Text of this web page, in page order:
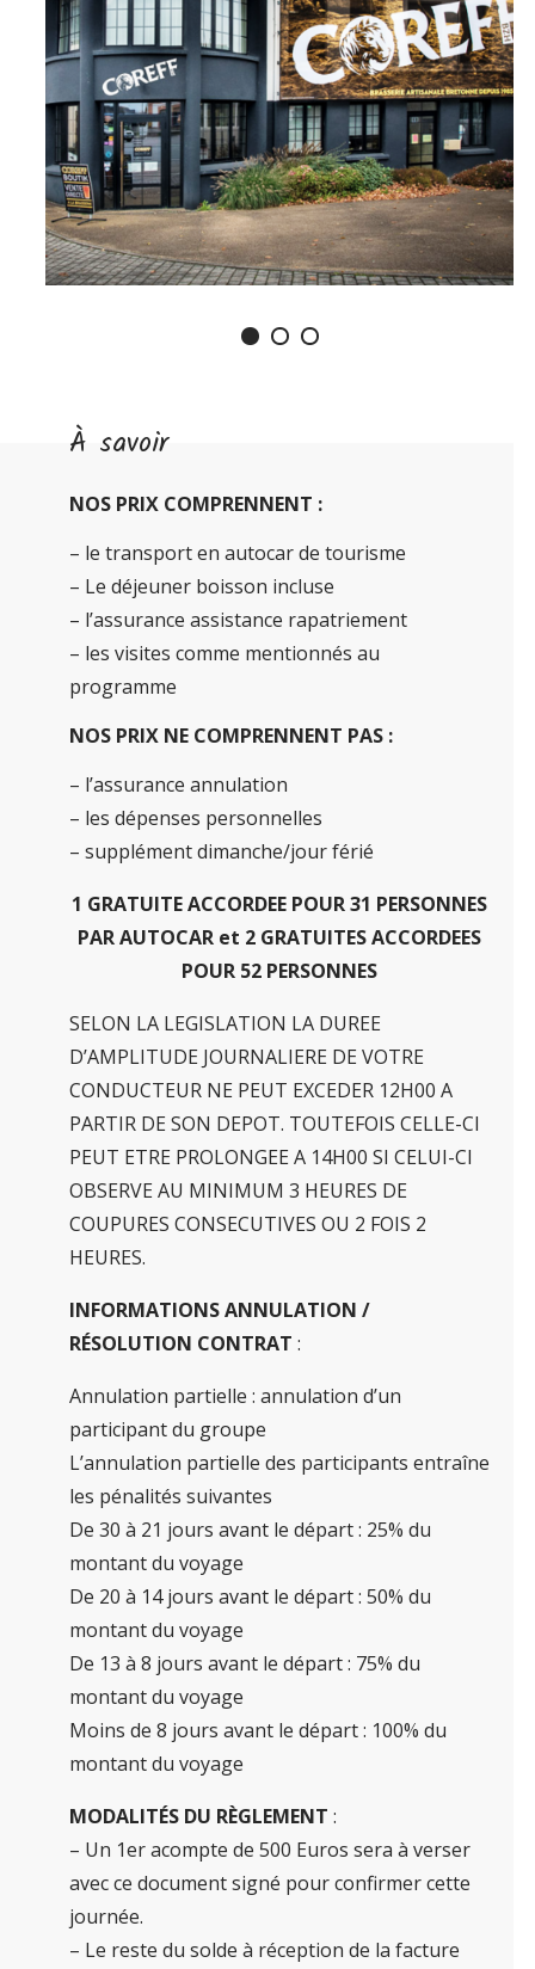
À savoir
NOS PRIX COMPRENNENT :
– le transport en autocar de tourisme
– Le déjeuner boisson incluse
– l’assurance assistance rapatriement
– les visites comme mentionnés au
programme
NOS PRIX NE COMPRENNENT PAS :
– l’assurance annulation
– les dépenses personnelles
– supplément dimanche/jour férié
1 GRATUITE ACCORDEE POUR 31 PERSONNES
PAR AUTOCAR et 2 GRATUITES ACCORDEES
POUR 52 PERSONNES
SELON LA LEGISLATION LA DUREE
D’AMPLITUDE JOURNALIERE DE VOTRE
CONDUCTEUR NE PEUT EXCEDER 12H00 A
PARTIR DE SON DEPOT. TOUTEFOIS CELLE-CI
PEUT ETRE PROLONGEE A 14H00 SI CELUI-CI
OBSERVE AU MINIMUM 3 HEURES DE
COUPURES CONSECUTIVES OU 2 FOIS 2
HEURES.
INFORMATIONS ANNULATION /
RÉSOLUTION CONTRAT :
Annulation partielle : annulation d’un
participant du groupe
L’annulation partielle des participants entraîne
les pénalités suivantes
De 30 à 21 jours avant le départ : 25% du
montant du voyage
De 20 à 14 jours avant le départ : 50% du
montant du voyage
De 13 à 8 jours avant le départ : 75% du
montant du voyage
Moins de 8 jours avant le départ : 100% du
montant du voyage
MODALITÉS DU RÈGLEMENT :
– Un 1er acompte de 500 Euros sera à verser
avec ce document signé pour confirmer cette
journée.
– Le reste du solde à réception de la facture